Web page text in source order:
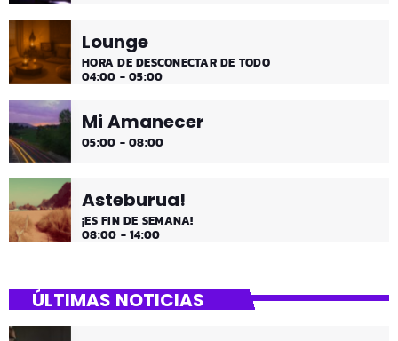
Lounge
HORA DE DESCONECTAR DE TODO
04:00 - 05:00
Mi Amanecer
05:00 - 08:00
Asteburua!
¡ES FIN DE SEMANA!
08:00 - 14:00
ÚLTIMAS NOTICIAS